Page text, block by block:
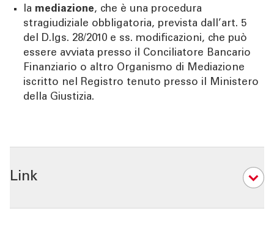
la mediazione, che è una procedura
stragiudiziale obbligatoria, prevista dall’art. 5
del D.lgs. 28/2010 e ss. modificazioni, che può
essere avviata presso il Conciliatore Bancario
Finanziario o altro Organismo di Mediazione
iscritto nel Registro tenuto presso il Ministero
della Giustizia.
Link